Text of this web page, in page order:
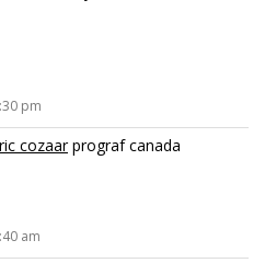
pm
cozaarprograf canada
am